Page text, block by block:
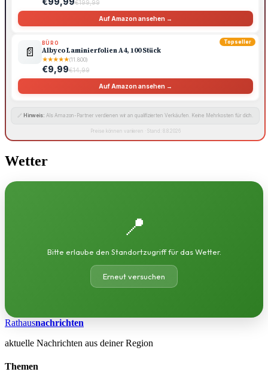
€199,99
Auf Amazon ansehen →
Topseller
📄
BÜRO
Albyco Laminierfolien A4, 100 Stück
★★★★★(11.800)
€9,99€14,99
Auf Amazon ansehen →
🔗 Hinweis: Als Amazon-Partner verdienen wir an qualifizierten Verkäufen. Keine Mehrkosten für dich.
Preise können variieren · Stand: 8.8.2026
Wetter
📍
Bitte erlaube den Standortzugriff für das Wetter.
Erneut versuchen
Rathausnachrichten
aktuelle Nachrichten aus deiner Region
Themen